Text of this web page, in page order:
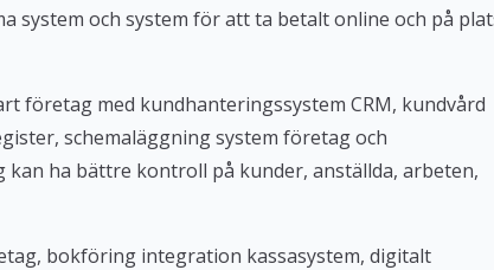
system och system för att ta betalt online och på
företag med kundhanteringssystem CRM, kundvård
schemaläggning system företag och
ha bättre kontroll på kunder, anställda, arbeten,
bokföring integration kassasystem, digitalt